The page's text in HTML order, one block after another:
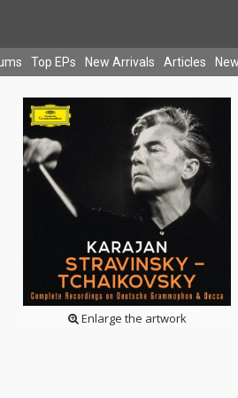
Top EPs New Arrivals Articles
Enlarge the artwork